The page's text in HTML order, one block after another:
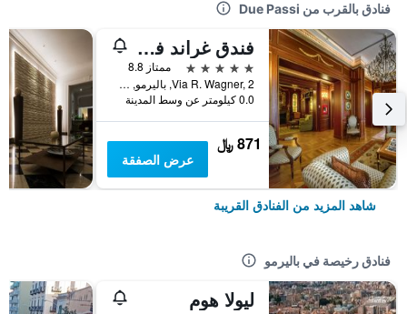
فنادق بالقرب من Due Passi
فندق غراند فاغنر
5 نجوم
ممتاز 8.8
Via R. Wagner, 2, باليرمو, صقلية, إيطاليا
0.0 كيلومتر عن وسط المدينة
871 ﷼
عرض الصفقة
شاهد المزيد من الفنادق القريبة
فنادق رخيصة في باليرمو
ليولا هوم